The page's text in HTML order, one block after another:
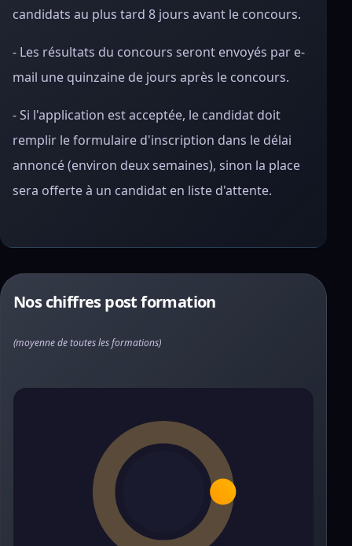
candidats au plus tard 8 jours avant le concours.
- Les résultats du concours seront envoyés par e-
mail une quinzaine de jours après le concours.
- Si l'application est acceptée, le candidat doit
remplir le formulaire d'inscription dans le délai
annoncé (environ deux semaines), sinon la place
sera offerte à un candidat en liste d'attente.
Nos chiffres post formation
(moyenne de toutes les formations)